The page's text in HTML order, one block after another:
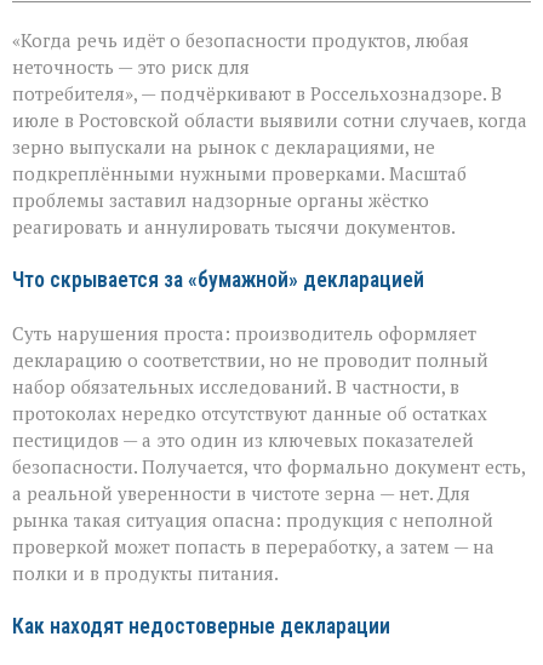
под
Ростовской
области
вскрыли
массовые
нарушения
декларирования
«Когда речь идёт о безопасности продуктов, любая
неточность — это риск для
потребителя», — подчёркивают в Россельхознадзоре. В
июле в Ростовской области выявили сотни случаев, когда
зерно выпускали на рынок с декларациями, не
подкреплёнными нужными проверками. Масштаб
проблемы заставил надзорные органы жёстко
реагировать и аннулировать тысячи документов.
Что скрывается за «бумажной» декларацией
Суть нарушения проста: производитель оформляет
декларацию о соответствии, но не проводит полный
набор обязательных исследований. В частности, в
протоколах нередко отсутствуют данные об остатках
пестицидов — а это один из ключевых показателей
безопасности. Получается, что формально документ есть,
а реальной уверенности в чистоте зерна — нет. Для
рынка такая ситуация опасна: продукция с неполной
проверкой может попасть в переработку, а затем — на
полки и в продукты питания.
Как находят недостоверные декларации